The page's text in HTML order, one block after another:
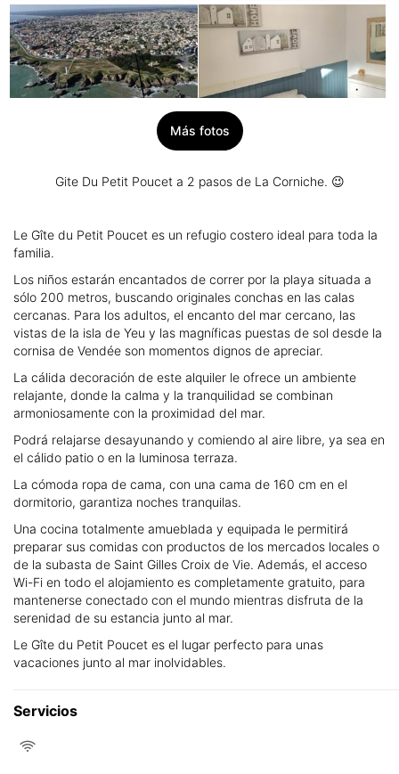
Más fotos
Gite Du Petit Poucet a 2 pasos de La Corniche. 😉
Le Gîte du Petit Poucet es un refugio costero ideal para toda la
familia.
Los niños estarán encantados de correr por la playa situada a
sólo 200 metros, buscando originales conchas en las calas
cercanas. Para los adultos, el encanto del mar cercano, las
vistas de la isla de Yeu y las magníficas puestas de sol desde la
cornisa de Vendée son momentos dignos de apreciar.
La cálida decoración de este alquiler le ofrece un ambiente
relajante, donde la calma y la tranquilidad se combinan
armoniosamente con la proximidad del mar.
Podrá relajarse desayunando y comiendo al aire libre, ya sea en
el cálido patio o en la luminosa terraza.
La cómoda ropa de cama, con una cama de 160 cm en el
dormitorio, garantiza noches tranquilas.
Una cocina totalmente amueblada y equipada le permitirá
preparar sus comidas con productos de los mercados locales o
de la subasta de Saint Gilles Croix de Vie. Además, el acceso
Wi-Fi en todo el alojamiento es completamente gratuito, para
mantenerse conectado con el mundo mientras disfruta de la
serenidad de su estancia junto al mar.
Le Gîte du Petit Poucet es el lugar perfecto para unas
vacaciones junto al mar inolvidables.
Servicios